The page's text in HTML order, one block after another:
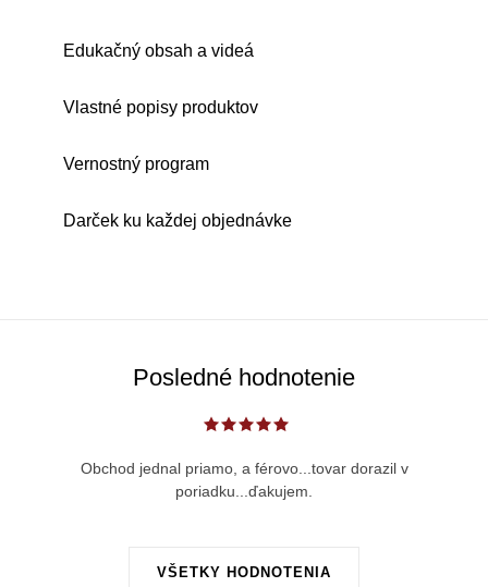
Edukačný obsah a videá
Vlastné popisy produktov
Vernostný program
Darček ku každej objednávke
Posledné hodnotenie
VŠETKY HODNOTENIA
Obchod jednal priamo, a férovo...tovar dorazil v
poriadku...ďakujem.